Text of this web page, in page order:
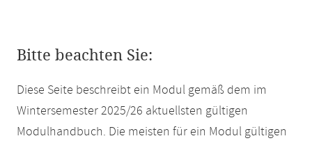
Bitte beachten Sie:
Diese Seite beschreibt ein Modul gemäß dem im
Wintersemester 2025/26 aktuellsten gültigen
Modulhandbuch. Die meisten für ein Modul gültigen